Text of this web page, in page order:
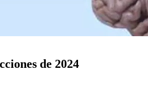
de 2024